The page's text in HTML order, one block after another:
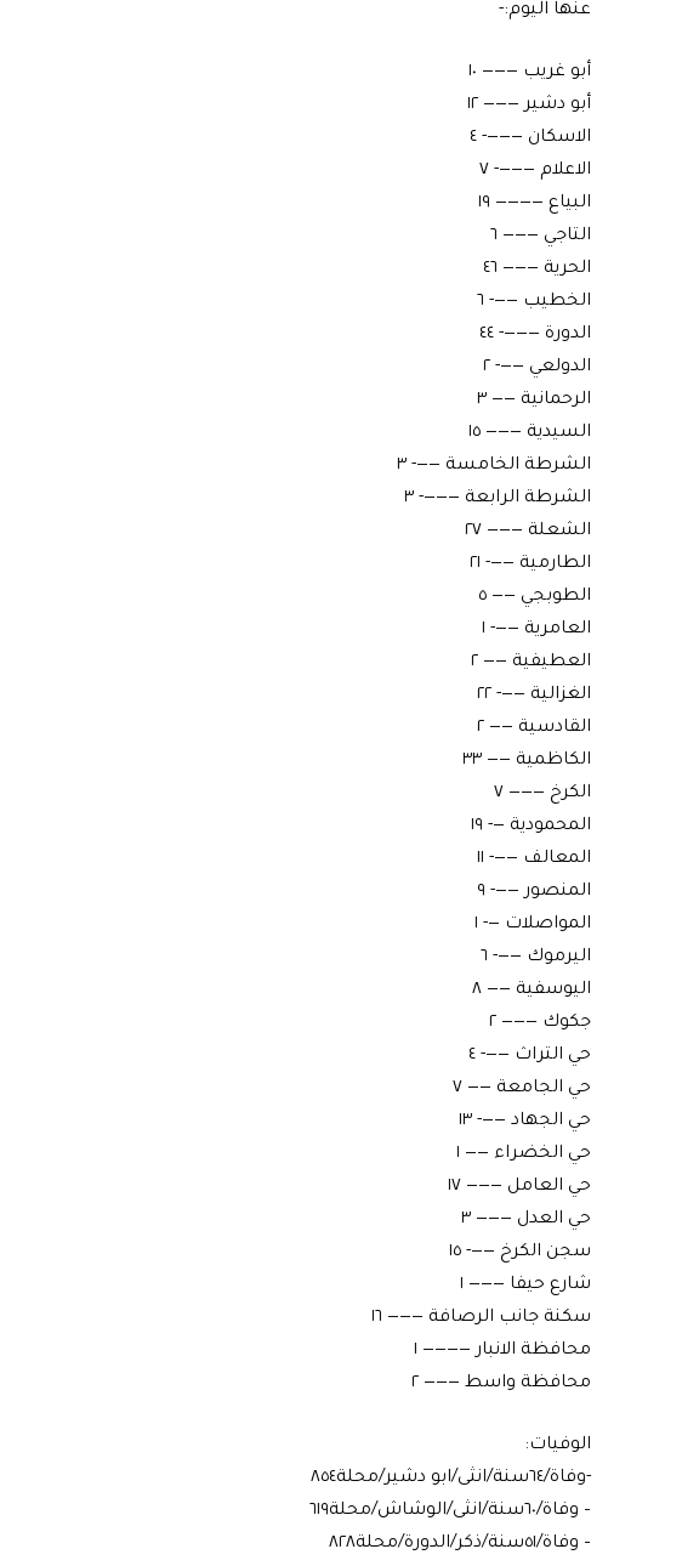
عنها اليوم:-
أبو غريب ——— ١٠
أبو دشير ——— ١٢
الاسكان ———- ٤
الاعلام ———- ٧
البياع ———— ١٩
التاجي ——— ٦
الحرية ——— ٤٦
الخطيب ——- ٦
الدورة ———- ٤٤
الدولعي ——- ٢
الرحمانية —— ٣
السيدية ——— ١٥
الشرطة الخامسة ——- ٣
الشرطة الرابعة ———- ٣
الشعلة ——— ٢٧
الطارمية ——- ٢١
الطوبجي —— ٥
العامرية ——- ١
العطيفية —— ٢
الغزالية ——- ٢٢
القادسية —— ٢
الكاظمية —— ٣٣
الكرخ ——— ٧
المحمودية —- ١٩
المعالف ——- ١١
المنصور ——- ٩
المواصلات —- ١
اليرموك ——- ٦
اليوسفية —— ٨
جكوك ——— ٢
حي التراث ——- ٤
حي الجامعة —— ٧
حي الجهاد ——- ١٣
حي الخضراء —— ١
حي العامل ——— ١٧
حي العدل ——— ٣
سجن الكرخ ——- ١٥
شارع حيفا ——— ١
سكنة جانب الرصافة ——— ١٦
محافظة الانبار ———— ١
محافظة واسط ——— ٢
الوفيات:
-وفاة/٦٤سنة/انثى/ابو دشير/محلة٨٥٤
– وفاة/٦٠سنة/انثى/الوشاش/محلة٦١٩
– وفاة/٥١سنة/ذكر/الدورة/محلة٨٢٨